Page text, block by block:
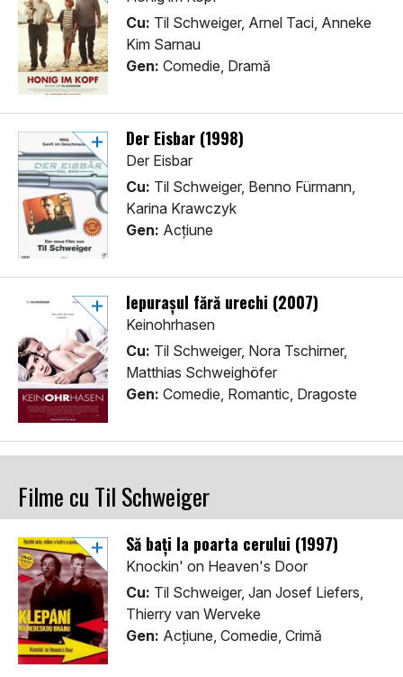
Cu: Til Schweiger, Arnel Taci, Anneke
Kim Sarnau
Gen: Comedie, Dramă
Der Eisbar (1998)
Der Eisbar
Cu: Til Schweiger, Benno Fürmann,
Karina Krawczyk
Gen: Acţiune
Iepurașul fără urechi (2007)
Keinohrhasen
Cu: Til Schweiger, Nora Tschirner,
Matthias Schweighöfer
Gen: Comedie, Romantic, Dragoste
Filme cu Til Schweiger
Să bați la poarta cerului (1997)
Knockin' on Heaven's Door
Cu: Til Schweiger, Jan Josef Liefers,
Thierry van Werveke
Gen: Acţiune, Comedie, Crimă